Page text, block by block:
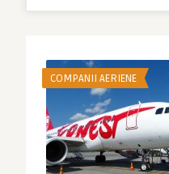
COMPANII AERIENE